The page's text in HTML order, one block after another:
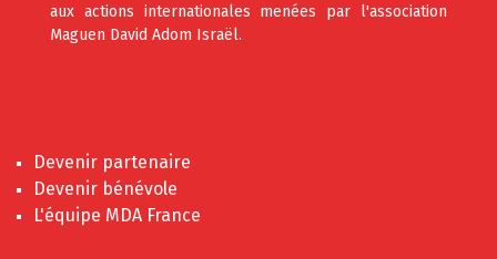
aux actions internationales menées par l'association
Maguen David Adom Israël.
Devenir partenaire
Devenir bénévole
L'équipe MDA France